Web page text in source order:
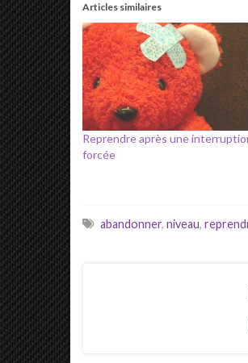
Articles similaires
Reprendre après une
forcée
abandonner, niveau,